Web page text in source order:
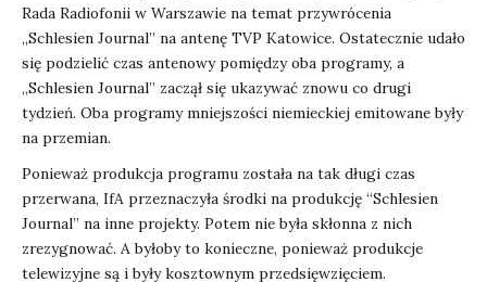
Rada Radiofonii w Warszawie na temat przywrócenia
„Schlesien Journal” na antenę TVP Katowice. Ostatecznie udało
się podzielić czas antenowy pomiędzy oba programy, a
„Schlesien Journal” zaczął się ukazywać znowu co drugi
tydzień. Oba programy mniejszości niemieckiej emitowane były
na przemian.
Ponieważ produkcja programu została na tak długi czas
przerwana, IfA przeznaczyła środki na produkcję “Schlesien
Journal” na inne projekty. Potem nie była skłonna z nich
zrezygnować. A byłoby to konieczne, ponieważ produkcje
telewizyjne są i były kosztownym przedsięwzięciem.